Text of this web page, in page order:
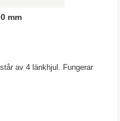
mm
av 4 länkhjul. Fungerar